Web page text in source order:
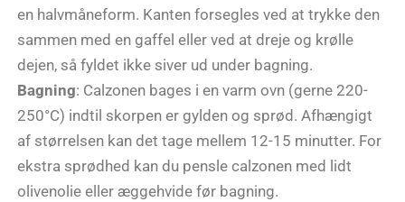
en halvmåneform. Kanten forsegles ved at trykke den
sammen med en gaffel eller ved at dreje og krølle
dejen, så fyldet ikke siver ud under bagning.
Bagning: Calzonen bages i en varm ovn (gerne 220-
250°C) indtil skorpen er gylden og sprød. Afhængigt
af størrelsen kan det tage mellem 12-15 minutter. For
ekstra sprødhed kan du pensle calzonen med lidt
olivenolie eller æggehvide før bagning.